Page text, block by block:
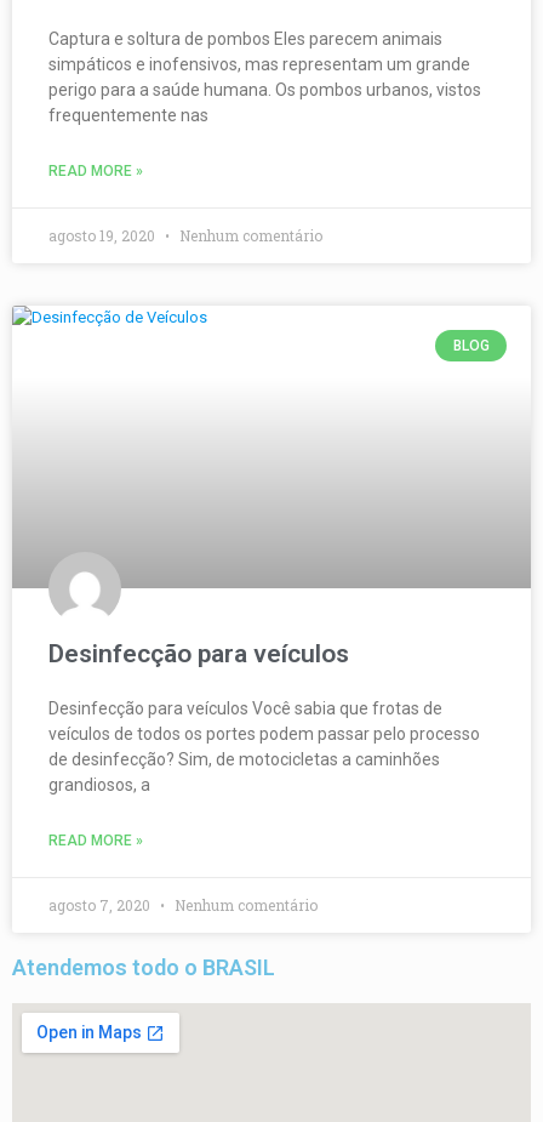
Captura e soltura de pombos Eles parecem animais
simpáticos e inofensivos, mas representam um grande
perigo para a saúde humana. Os pombos urbanos, vistos
frequentemente nas
READ MORE »
agosto 19, 2020 Nenhum comentário
BLOG
Desinfecção para veículos
Desinfecção para veículos Você sabia que frotas de
veículos de todos os portes podem passar pelo processo
de desinfecção? Sim, de motocicletas a caminhões
grandiosos, a
READ MORE »
agosto 7, 2020 Nenhum comentário
Atendemos todo o BRASIL